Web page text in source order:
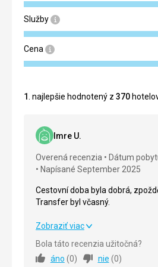
Služby
Cena
1. najlepšie hodnotený z 370
Imre U.
Overená recenzia
Dátum
Napísané September 2025
Cestovní doba byla dobrá,
Transfer byl včasný.
Cestovní doba byla dobrá,
Transfer byl včasný.
Strava
Zobraziť viac
Bola táto recenzia užitočná?
áno (0) nie (0)